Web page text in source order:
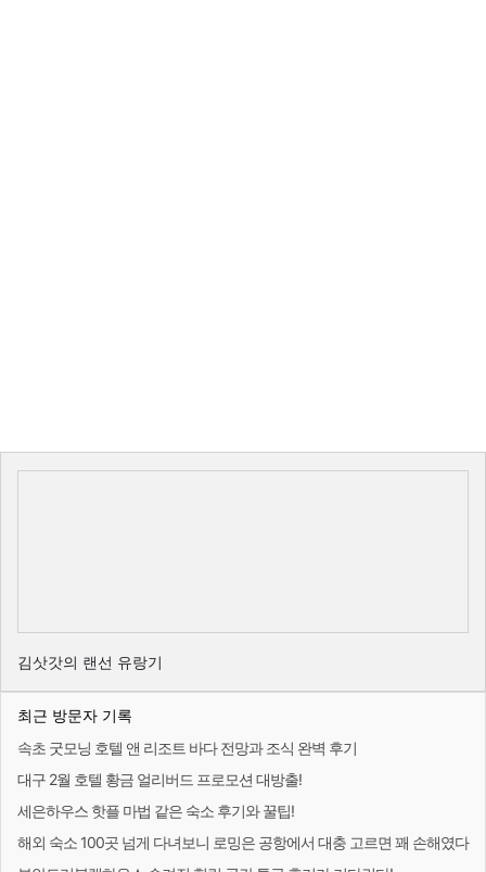
김삿갓의 랜선 유랑기
최근 방문자 기록
속초 굿모닝 호텔 앤 리조트 바다 전망과 조식 완벽 후기
대구 2월 호텔 황금 얼리버드 프로모션 대방출!
세은하우스 핫플 마법 같은 숙소 후기와 꿀팁!
해외 숙소 100곳 넘게 다녀보니 로밍은 공항에서 대충 고르면 꽤 손해였다